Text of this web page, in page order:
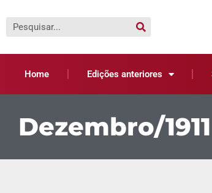
Home Edições anteriores
Dezembro/